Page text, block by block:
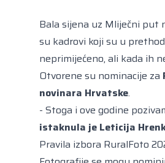
Bala sijena uz Mliječni put
su kadrovi koji su u
neprimijećeno, ali kada ih
Otvorene su nominacije za
novinara Hrvatske.
- Stoga i ove godine
istaknula je Leticija
Pravila izbora RuralFoto